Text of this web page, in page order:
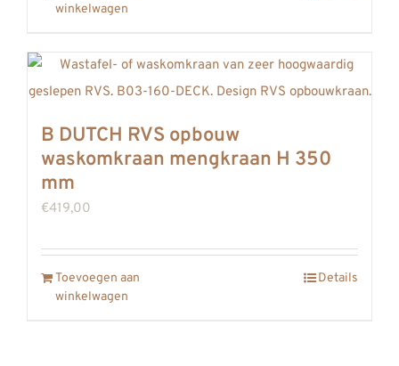
winkelwagen
B DUTCH RVS opbouw
waskomkraan mengkraan H 350
mm
€419,00
Toevoegen aan
winkelwagen
Details